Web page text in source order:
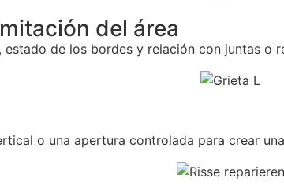
del área
de los bordes y relación con juntas o
o una apertura controlada para crear